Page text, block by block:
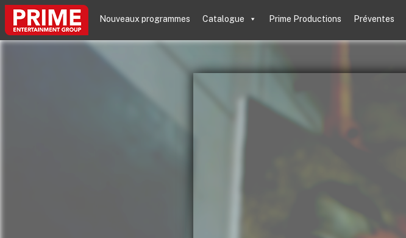
Nouveaux programmes Catalogue Prime Productions Préventes